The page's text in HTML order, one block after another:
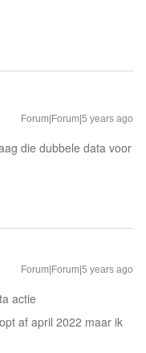
Forum|Forum|5 years ago
die dubbele data voor
Forum|Forum|5 years ago
actie
af april 2022 maar ik